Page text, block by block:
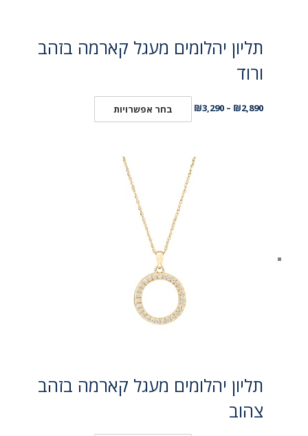
תליון יהלומים מעגל קארמה בזהב
ורוד
₪2,890
–
₪3,290 בחר אפשרויות
תליון יהלומים מעגל קארמה בזהב
צהוב